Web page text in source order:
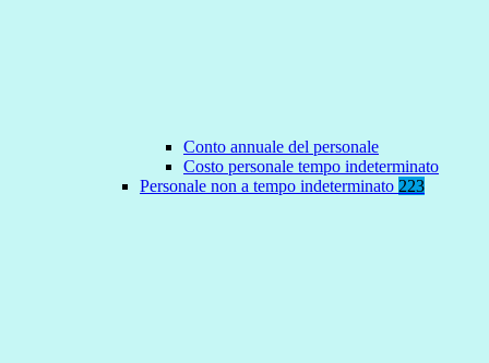
Conto annuale del personale
Costo personale tempo indeterminato
Personale non a tempo indeterminato 223